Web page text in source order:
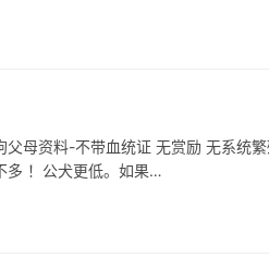
父母资料-不带血统证 无赏励 无系统
多 ！公犬更低。如果…